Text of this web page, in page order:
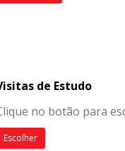
de Estudo
no botão para
Escolher